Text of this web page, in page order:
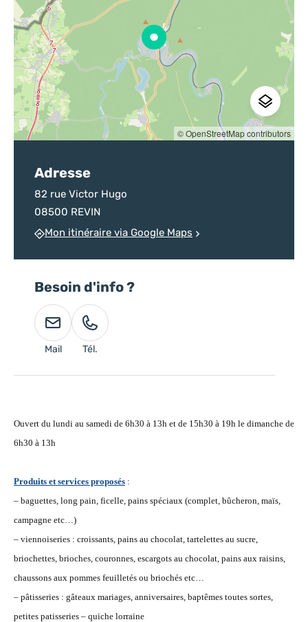
Ouvert du lundi au samedi de 6h30 à 13h et de 15h30 à 19h le dimanche de
6h30 à 13h
Produits et services proposés :
– baguettes, long pain, ficelle, pains spéciaux (complet, bûcheron, maïs,
campagne etc…)
– viennoiseries : croissants, pains au chocolat, tartelettes au sucre,
briochettes, brioches, couronnes, escargots au chocolat, pains aux raisins,
chaussons aux pommes feuilletés ou briochés etc…
– pâtisseries : gâteaux mariages, anniversaires, baptêmes toutes sortes,
petites patisseries – quiche lorraine
© OpenStreetMap contributors
Adresse
82 rue Victor Hugo
08500 REVIN
Mon itinéraire via Google Maps
Besoin d'info ?
Mail Tél.